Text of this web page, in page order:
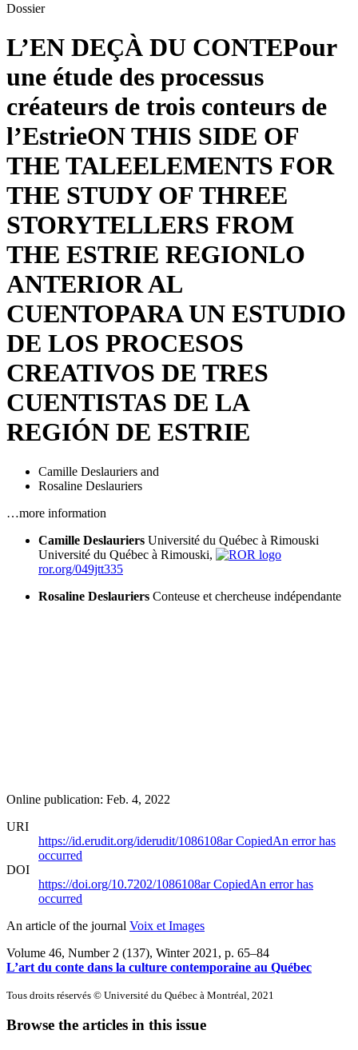
Dossier
L’EN DEÇÀ DU CONTEPour
une étude des processus
créateurs de trois conteurs de
l’EstrieON THIS SIDE OF
THE TALEELEMENTS FOR
THE STUDY OF THREE
STORYTELLERS FROM
THE ESTRIE REGIONLO
ANTERIOR AL
CUENTOPARA UN ESTUDIO
DE LOS PROCESOS
CREATIVOS DE TRES
CUENTISTAS DE LA
REGIÓN DE ESTRIE
Camille Deslauriers and
Rosaline Deslauriers
…more information
Camille Deslauriers Université du Québec à Rimouski
Université du Québec à Rimouski,
ror.org/049jtt335
Rosaline Deslauriers Conteuse et chercheuse indépendante
Online publication: Feb. 4, 2022
URI
https://id.erudit.org/iderudit/1086108arCopiedAn error has
occurred
DOI
https://doi.org/10.7202/1086108arCopiedAn error has
occurred
An article of the journal Voix et Images
Volume 46, Number 2 (137), Winter 2021 , p. 65–84
L’art du conte dans la culture contemporaine au Québec
Tous droits réservés © Université du Québec à Montréal, 2021
Browse the articles in this issue